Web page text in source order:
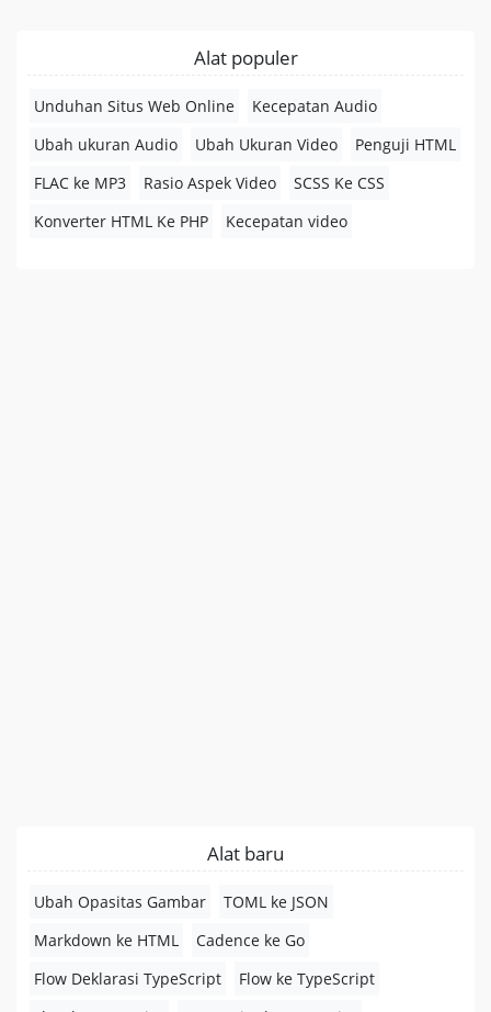
Alat populer
Unduhan Situs Web Online
Kecepatan Audio
Ubah ukuran Audio
Ubah Ukuran Video
Penguji HTML
FLAC ke MP3
Rasio Aspek Video
SCSS Ke CSS
Konverter HTML Ke PHP
Kecepatan video
Alat baru
Ubah Opasitas Gambar
TOML ke JSON
Markdown ke HTML
Cadence ke Go
Flow Deklarasi TypeScript
Flow ke TypeScript